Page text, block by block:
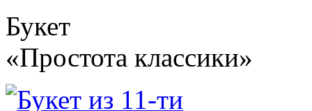
Букет
«Простота классики»